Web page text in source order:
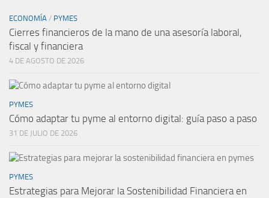
ECONOMÍA / PYMES
Cierres financieros de la mano de una asesoría laboral,
fiscal y financiera
4 DE AGOSTO DE 2026
PYMES
Cómo adaptar tu pyme al entorno digital: guía paso a paso
31 DE JULIO DE 2026
PYMES
Estrategias para Mejorar la Sostenibilidad Financiera en